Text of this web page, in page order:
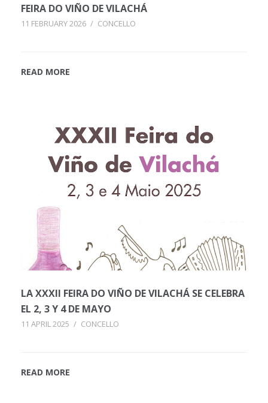
FEIRA DO VIÑO DE VILACHÁ
11 FEBRUARY 2026 / CONCELLO
READ MORE
LA XXXII FEIRA DO VIÑO DE VILACHÁ SE CELEBRA
EL 2, 3 Y 4 DE MAYO
11 APRIL 2025 / CONCELLO
READ MORE